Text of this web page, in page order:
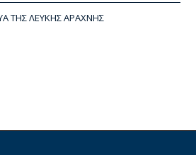
ΤΗΣ ΛΕΥΚΗΣ ΑΡΑΧΝΗΣ